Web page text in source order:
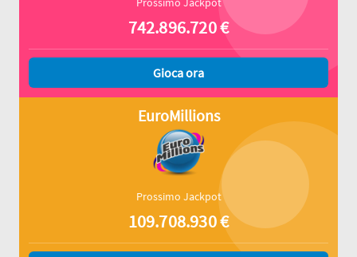
742.896.720€
Gioca ora
EuroMillions
Prossimo Jackpot
109.708.930€